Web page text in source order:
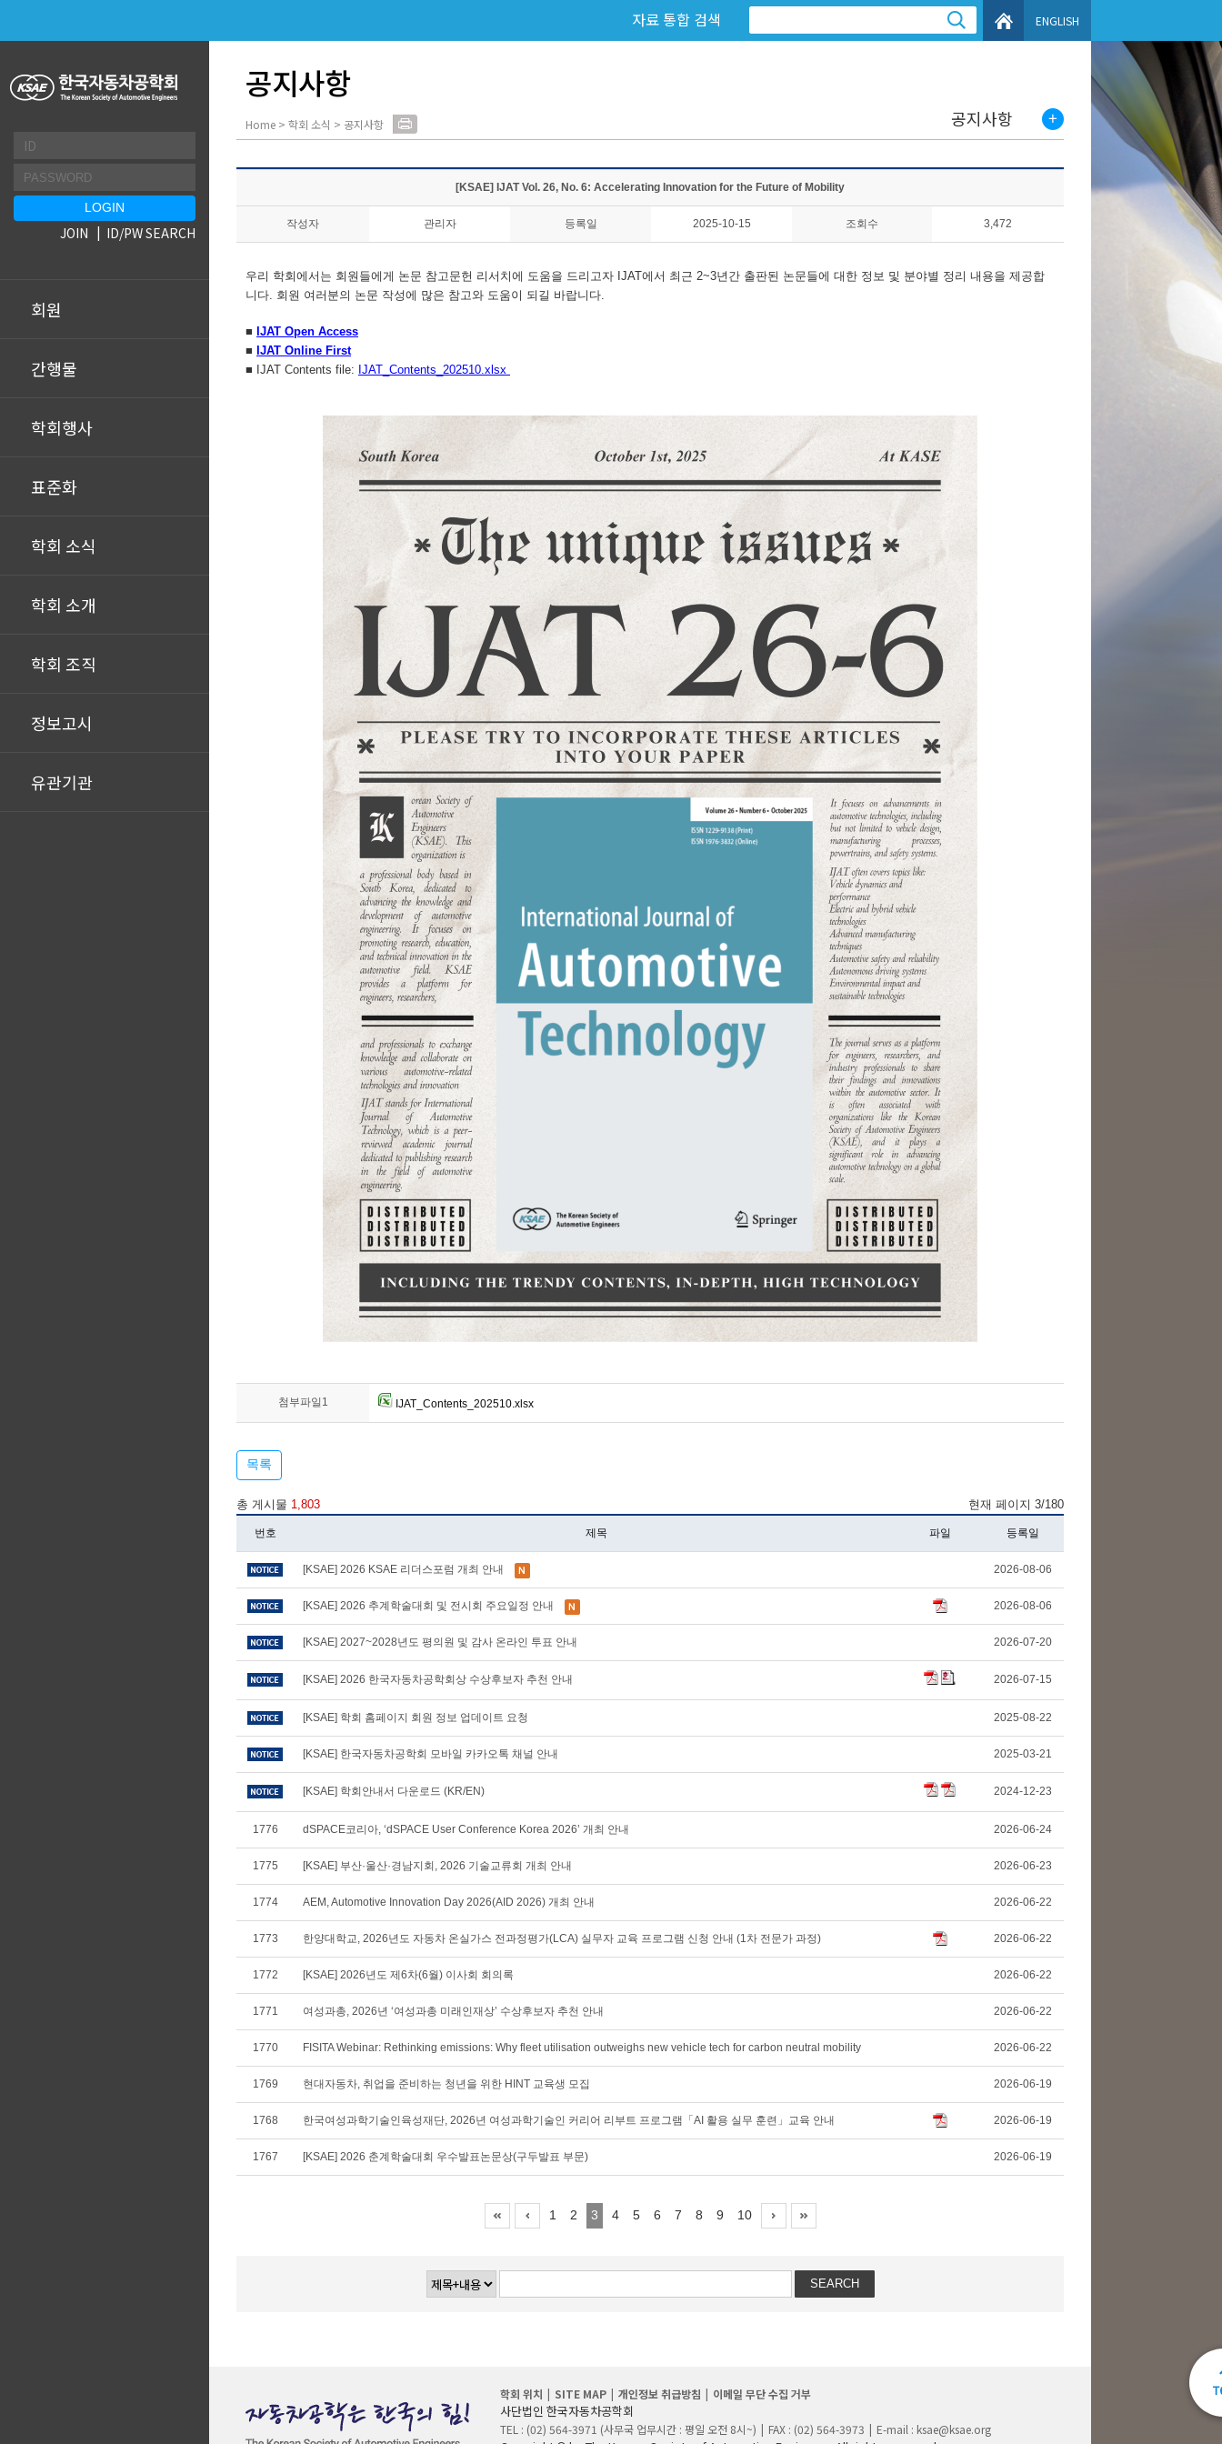
회원
간행물
학회행사
표준화
학회 소식
학회 소개
학회 조직
정보고시
유관기관
JOIN ID/PW SEARCH
자료 통합 검색 ENGLISH
공지사항
Home > 학회 소식 > 공지사항 공지사항
[KSAE] IJAT Vol. 26, No. 6: Accelerating Innovation for the Future of Mobility
작성자 관리자 등록일 2025-10-15 조회수 3,472
우리 학회에서는 회원들에게 논문 참고문헌 리서치에 도움을 드리고자 IJAT에서 최근 2~3년간 출판된 논문들에 대한 정보 및 분야별 정리 내용을 제공합
니다. 회원 여러분의 논문 작성에 많은 참고와 도움이 되길 바랍니다.
■ IJAT Open Access
■ IJAT Online First
■ IJAT Contents file: IJAT_Contents_202510.xlsx
첨부파일1 IJAT_Contents_202510.xlsx
목록
총 게시물 1,803 현재 페이지 3/180
번호 제목 파일 등록일
[KSAE] 2026 KSAE 리더스포럼 개최 안내 2026-08-06
[KSAE] 2026 추계학술대회 및 전시회 주요일정 안내 2026-08-06
[KSAE] 2027~2028년도 평의원 및 감사 온라인 투표 안내 2026-07-20
[KSAE] 2026 한국자동차공학회상 수상후보자 추천 안내 2026-07-15
[KSAE] 학회 홈페이지 회원 정보 업데이트 요청 2025-08-22
[KSAE] 한국자동차공학회 모바일 카카오톡 채널 안내 2025-03-21
[KSAE] 학회안내서 다운로드 (KR/EN) 2024-12-23
1776 dSPACE코리아, ‘dSPACE User Conference Korea 2026’ 개최 안내 2026-06-24
1775 [KSAE] 부산·울산·경남지회, 2026 기술교류회 개최 안내 2026-06-23
1774 AEM, Automotive Innovation Day 2026(AID 2026) 개최 안내 2026-06-22
1773 한양대학교, 2026년도 자동차 온실가스 전과정평가(LCA) 실무자 교육 프로그램 신청 안내 (1차 전문가 과정) 2026-06-22
1772 [KSAE] 2026년도 제6차(6월) 이사회 회의록 2026-06-22
1771 여성과총, 2026년 ‘여성과총 미래인재상’ 수상후보자 추천 안내 2026-06-22
1770 FISITA Webinar: Rethinking emissions: Why fleet utilisation outweighs new vehicle tech for carbon neutral mobility 2026-06-22
1769 현대자동차, 취업을 준비하는 청년을 위한 HINT 교육생 모집 2026-06-19
1768 한국여성과학기술인육성재단, 2026년 여성과학기술인 커리어 리부트 프로그램「AI 활용 실무 훈련」교육 안내 2026-06-19
1767 [KSAE] 2026 춘계학술대회 우수발표논문상(구두발표 부문) 2026-06-19
1 2 3 4 5 6 7 8 9 10
학회 위치 SITE MAP 개인정보 취급방침 이메일 무단 수집 거부
사단법인 한국자동차공학회
TEL : (02) 564-3971 (사무국 업무시간 : 평일 오전 8시~) FAX : (02) 564-3973 E-mail : ksae@ksae.org